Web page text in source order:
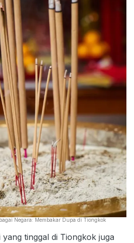
Negara: Membakar Dupa di Tiongkok
tinggal di Tiongkok juga